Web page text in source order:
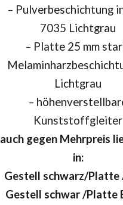
– Pulverbeschichtung
7035 Lichtgrau
– Platte 25 mm
Lichtgrau
–
Kunststoffgleiter
auch gegen Mehrpreis
in:
Gestell schwarz/Platte
Gestell schwar /Platte